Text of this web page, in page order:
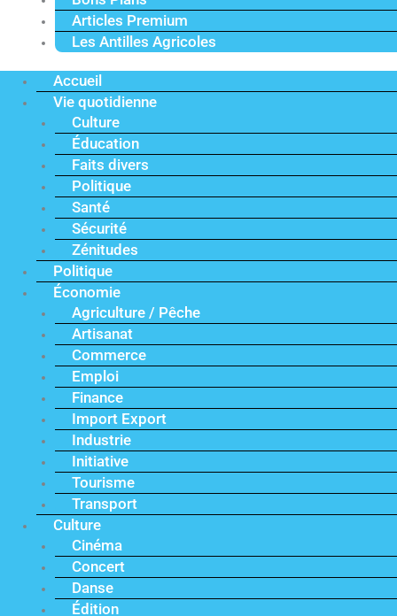
Articles Premium
Les Antilles Agricoles
Accueil
Vie quotidienne
Culture
Éducation
Faits divers
Politique
Santé
Sécurité
Zénitudes
Politique
Économie
Agriculture / Pêche
Artisanat
Commerce
Emploi
Finance
Import Export
Industrie
Initiative
Tourisme
Transport
Culture
Cinéma
Concert
Danse
Édition